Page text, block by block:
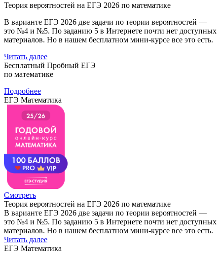
Теория вероятностей на ЕГЭ 2026 по математике
В варианте ЕГЭ 2026 две задачи по теории вероятностей —
это №4 и №5. По заданию 5 в Интернете почти нет доступных
материалов. Но в нашем бесплатном мини-курсе все это есть.
Читать далее
Бесплатный Пробный ЕГЭ
по математике
Подробнее
ЕГЭ Математика
Смотреть
Теория вероятностей на ЕГЭ 2026 по математике
В варианте ЕГЭ 2026 две задачи по теории вероятностей —
это №4 и №5. По заданию 5 в Интернете почти нет доступных
материалов. Но в нашем бесплатном мини-курсе все это есть.
Читать далее
ЕГЭ Математика